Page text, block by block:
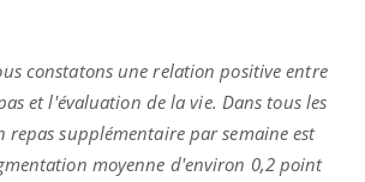
constatons une relation positive entre
et l'évaluation de la vie. Dans tous les
repas supplémentaire par semaine est
moyenne d'environ 0,2 point